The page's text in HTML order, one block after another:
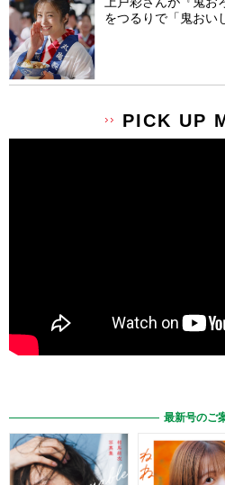
をつるりで「鬼おい
PICK UP
最新号のご